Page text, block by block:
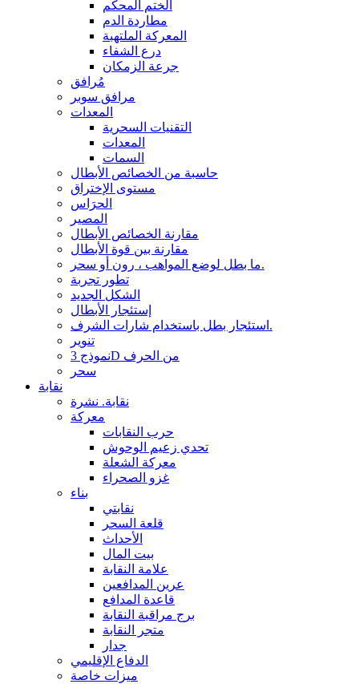
الختم المحكم
مطاردة الدم
المعركة الملتهبة
درع الشفاء
جرعة الزمكان
مُرافق
مرافق سوبر
المعدات
التقنيات السحرية
المعدات
السمات
حاسبة من الخصائص الأبطال
مستوى الإختراق
الحرَاس
المصير
مقارنة الخصائص الأبطال
مقارنة بين قوة الأبطال
ما بطل لوضع المواهب ، رون أو سحر.
تطور تجربة
الشكل الجديد
إستئجار الأبطال
استئجار بطل باستخدام شارات الشرف.
تنوير
نموذج 3D من الحرف
سحر
نقابة
نقابة. نشرة
معركة
حرب النقابات
تحدي زعيم الوحوش
معركة الشعلة
غزو الصحراء
بناء
نقابتي
قلعة السحر
الأحداث
بيت المال
علامة النقابة
عرين المدافعين
قاعدة المدافع
برج مراقبة النقابة
متجر النقابة
جدار
الدفاع الإقليمي
ميزات خاصة